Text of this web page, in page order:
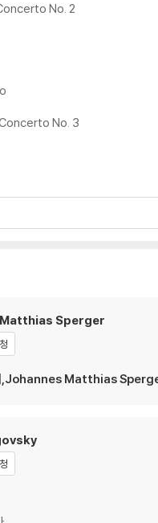
No. 2
No. 3
Sperger
거,Johannes Matthias